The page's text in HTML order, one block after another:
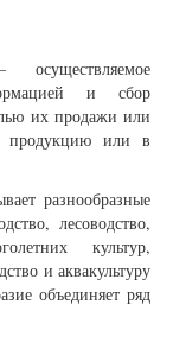
осуществляемое
и сбор
их продажи или
продукцию или в
разнообразные
лесоводство,
культур,
и аквакультуру
объединяет ряд